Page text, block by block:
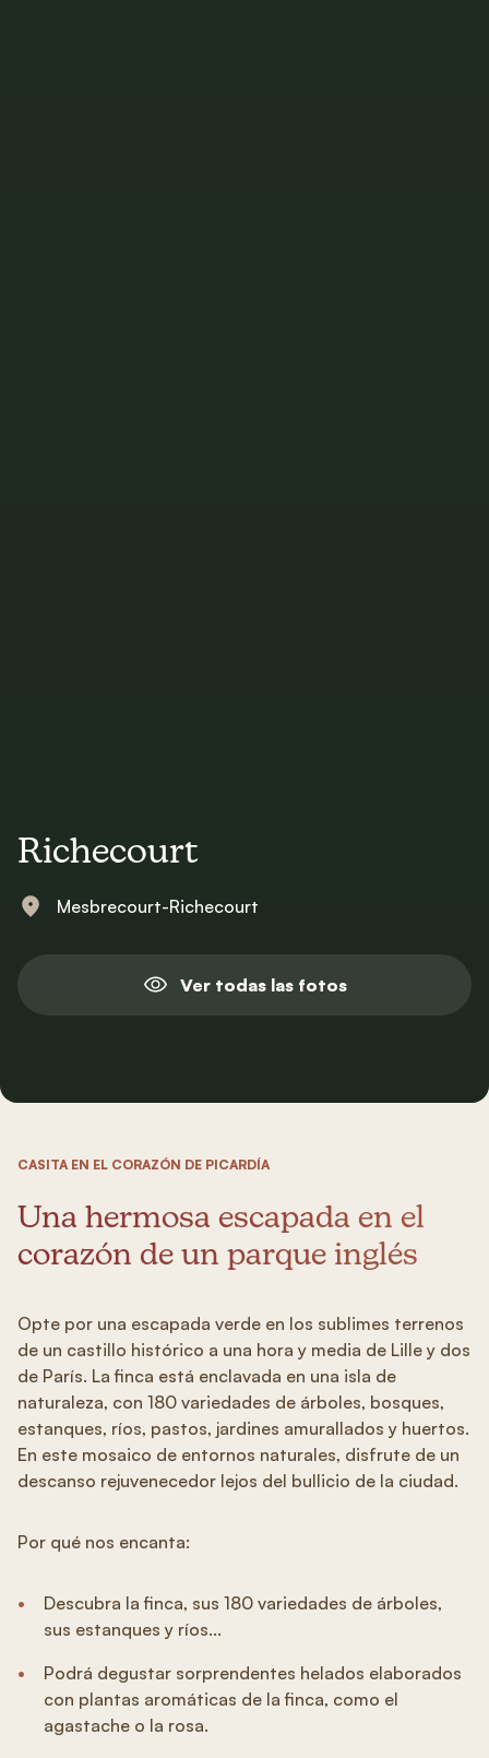
Richecourt
Mesbrecourt-Richecourt
Ver todas las fotos
CASITA EN EL CORAZÓN DE PICARDÍA
Una hermosa escapada en el
corazón de un parque inglés
Opte por una escapada verde en los sublimes terrenos
de un castillo histórico a una hora y media de Lille y dos
de París. La finca está enclavada en una isla de
naturaleza, con 180 variedades de árboles, bosques,
estanques, ríos, pastos, jardines amurallados y huertos.
En este mosaico de entornos naturales, disfrute de un
descanso rejuvenecedor lejos del bullicio de la ciudad.
Por qué nos encanta:
Descubra la finca, sus 180 variedades de árboles,
sus estanques y ríos...
Podrá degustar sorprendentes helados elaborados
con plantas aromáticas de la finca, como el
agastache o la rosa.